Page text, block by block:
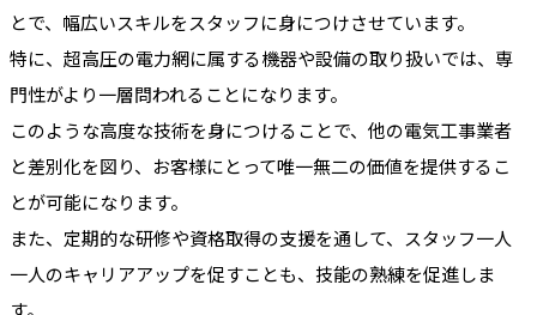
とで、幅広いスキルをスタッフに身につけさせています。
特に、超高圧の電力網に属する機器や設備の取り扱いでは、専
門性がより一層問われることになります。
このような高度な技術を身につけることで、他の電気工事業者
と差別化を図り、お客様にとって唯一無二の価値を提供するこ
とが可能になります。
また、定期的な研修や資格取得の支援を通して、スタッフ一人
一人のキャリアアップを促すことも、技能の熟練を促進しま
す。